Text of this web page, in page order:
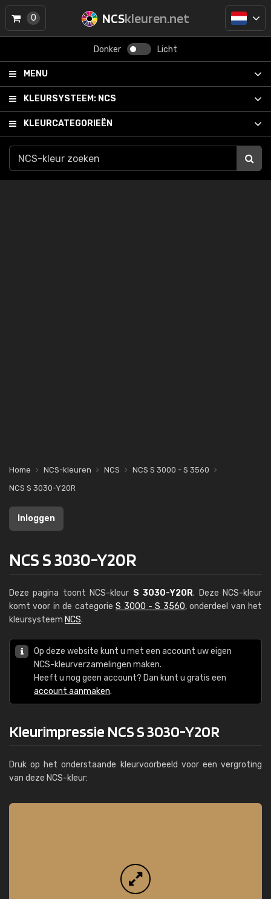
NCSkleuren.net
Donker Licht
MENU
KLEURSYSTEEM: NCS
KLEURCATEGORIEËN
0
Home NCS-kleuren NCS
NCS S 3000 - S 3560
NCS S 3030-Y20R
Inloggen
NCS S 3030-Y20R
Deze pagina toont NCS-kleur S 3030-Y20R. Deze NCS-kleur
komt voor in de categorieS 3000 - S 3560, onderdeel van het
kleursysteem NCS.
Op deze website kunt u met een account uw eigen
NCS-kleurverzamelingen maken.
Heeft u nog geen account? Dan kunt u gratis een
account aanmaken.
Kleurimpressie NCS S 3030-Y20R
Druk op het onderstaande kleurvoorbeeld voor een vergroting
van deze NCS-kleur: